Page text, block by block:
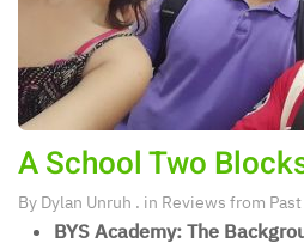
A School Two
By Dylan Unruh . in Reviews from
BYS Academy: The